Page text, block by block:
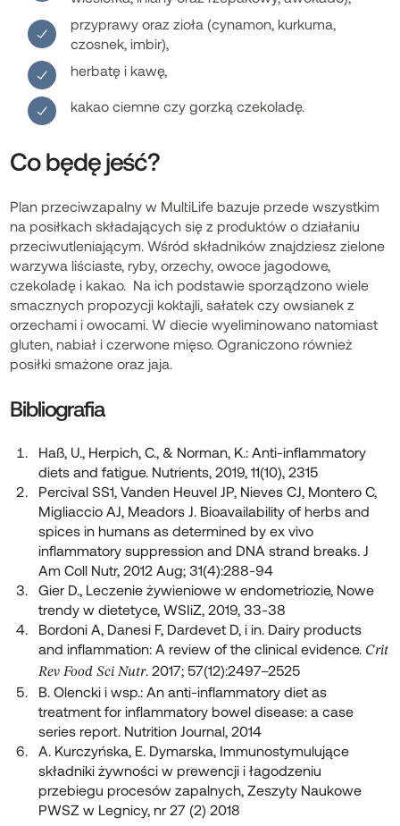
przyprawy oraz zioła (cynamon, kurkuma,
czosnek, imbir),
herbatę i kawę,
kakao ciemne czy gorzką czekoladę.
Co będę jeść?
Plan przeciwzapalny w MultiLife bazuje przede wszystkim
na posiłkach składających się z produktów o działaniu
przeciwutleniającym. Wśród składników znajdziesz zielone
warzywa liściaste, ryby, orzechy, owoce jagodowe,
czekoladę i kakao. Na ich podstawie sporządzono wiele
smacznych propozycji koktajli, sałatek czy owsianek z
orzechami i owocami. W diecie wyeliminowano natomiast
gluten, nabiał i czerwone mięso. Ograniczono również
posiłki smażone oraz jaja.
Bibliografia
Haß, U., Herpich, C., & Norman, K.: Anti-inflammatory
diets and fatigue. Nutrients, 2019, 11(10), 2315
Percival SS1, Vanden Heuvel JP, Nieves CJ, Montero C,
Migliaccio AJ, Meadors J. Bioavailability of herbs and
spices in humans as determined by ex vivo
inflammatory suppression and DNA strand breaks. J
Am Coll Nutr, 2012 Aug; 31(4):288-94
Gier D., Leczenie żywieniowe w endometriozie, Nowe
trendy w dietetyce, WSIiZ, 2019, 33-38
Bordoni A, Danesi F, Dardevet D, i in. Dairy products
and inflammation: A review of the clinical evidence. Crit
Rev Food Sci Nutr. 2017; 57(12):2497–2525
B. Olencki i wsp.: An anti-inflammatory diet as
treatment for inflammatory bowel disease: a case
series report. Nutrition Journal, 2014
A. Kurczyńska, E. Dymarska, Immunostymulujące
składniki żywności w prewencji i łagodzeniu
przebiegu procesów zapalnych, Zeszyty Naukowe
PWSZ w Legnicy, nr 27 (2) 2018